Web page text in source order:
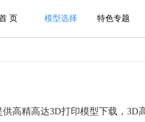
页 模型选择 特色专题
高精高达3D打印模型下载，